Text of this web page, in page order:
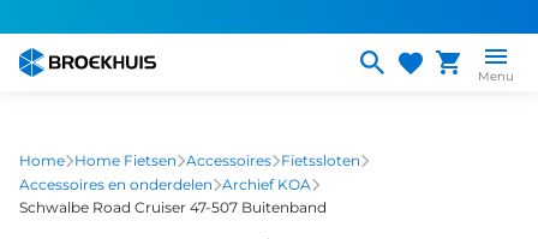
naar
gaan
Menu
Home Home Fietsen Accessoires Fietssloten
Accessoires en onderdelen Archief KOA
Schwalbe Road Cruiser 47-507 Buitenband